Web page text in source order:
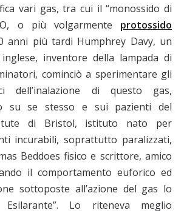
vari gas, tra cui il “monossido di
o più volgarmente protossido
anni più tardi Humphrey Davy, un
inventore della lampada di
cominciò a sperimentare gli
dell’inalazione di questo gas,
su se stesso e sui pazienti del
di Bristol, istituto nato per
incurabili, soprattutto paralizzati,
Beddoes fisico e scrittore, amico
il comportamento euforico ed
sottoposte all’azione del gas lo
Esilarante”. Lo riteneva meglio